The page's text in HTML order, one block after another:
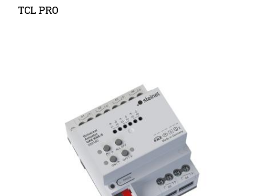
TCL PRO